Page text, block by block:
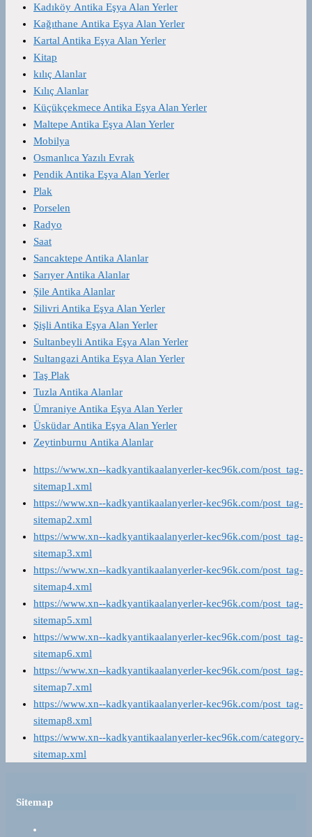
Kadıköy Antika Eşya Alan Yerler
Kağıthane Antika Eşya Alan Yerler
Kartal Antika Eşya Alan Yerler
Kitap
kılıç Alanlar
Kılıç Alanlar
Küçükçekmece Antika Eşya Alan Yerler
Maltepe Antika Eşya Alan Yerler
Mobilya
Osmanlıca Yazılı Evrak
Pendik Antika Eşya Alan Yerler
Plak
Porselen
Radyo
Saat
Sancaktepe Antika Alanlar
Sarıyer Antika Alanlar
Şile Antika Alanlar
Silivri Antika Eşya Alan Yerler
Şişli Antika Eşya Alan Yerler
Sultanbeyli Antika Eşya Alan Yerler
Sultangazi Antika Eşya Alan Yerler
Taş Plak
Tuzla Antika Alanlar
Ümraniye Antika Eşya Alan Yerler
Üsküdar Antika Eşya Alan Yerler
Zeytinburnu Antika Alanlar
https://www.xn--kadkyantikaalanyerler-kec96k.com/post_tag-
sitemap1.xml
https://www.xn--kadkyantikaalanyerler-kec96k.com/post_tag-
sitemap2.xml
https://www.xn--kadkyantikaalanyerler-kec96k.com/post_tag-
sitemap3.xml
https://www.xn--kadkyantikaalanyerler-kec96k.com/post_tag-
sitemap4.xml
https://www.xn--kadkyantikaalanyerler-kec96k.com/post_tag-
sitemap5.xml
https://www.xn--kadkyantikaalanyerler-kec96k.com/post_tag-
sitemap6.xml
https://www.xn--kadkyantikaalanyerler-kec96k.com/post_tag-
sitemap7.xml
https://www.xn--kadkyantikaalanyerler-kec96k.com/post_tag-
sitemap8.xml
https://www.xn--kadkyantikaalanyerler-kec96k.com/category-
sitemap.xml
Sitemap